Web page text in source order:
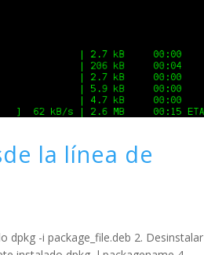
la línea de
dpkg -i package_file.deb 2. Desinstalar